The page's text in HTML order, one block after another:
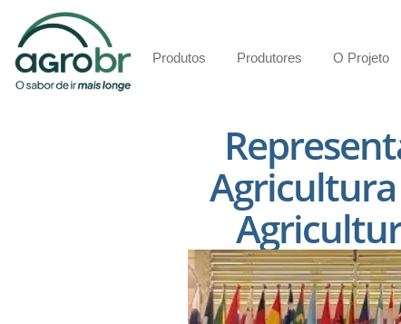
Produtos Produtores O Projeto
Agricultura